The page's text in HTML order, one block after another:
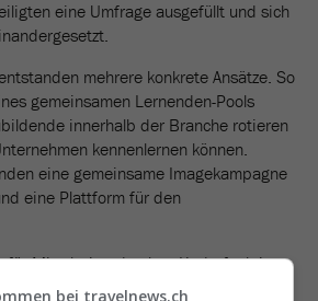
eine Umfrage ausgefüllt und sich
mehrere konkrete Ansätze. So
gemeinsamen Lernenden-Pools
innerhalb der Branche rotieren
kennenlernen können.
eine gemeinsame Imagekampagne
eine Plattform für den
für Mitarbeitende ohne Kaderfunktion
sich jüngere Reiseprofis stärker
bei travelnews.ch